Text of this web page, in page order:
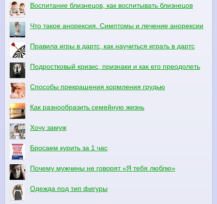
Воспитание близнецов, как воспитывать близнецов
Что такое анорексия. Симптомы и лечение анорексии
Правила игры в дартс, как научиться играть в дартс
Подростковый кризис, признаки и как его преодолеть
Способы прекращения кормления грудью
Как разнообразить семейную жизнь
Хочу замуж
Бросаем курить за 1 час
Почему мужчины не говорят «Я тебя люблю»
Одежда под тип фигуры